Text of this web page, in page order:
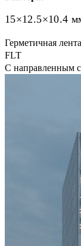
15×12.5×10.4
Герметичная лента
FLT
С направленным